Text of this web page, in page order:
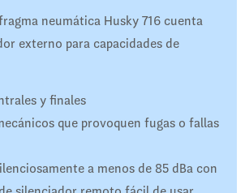
neumática Husky 716 cuenta
externo para capacidades de
y finales
que provoquen fugas o fallas
a menos de 85 dBa con